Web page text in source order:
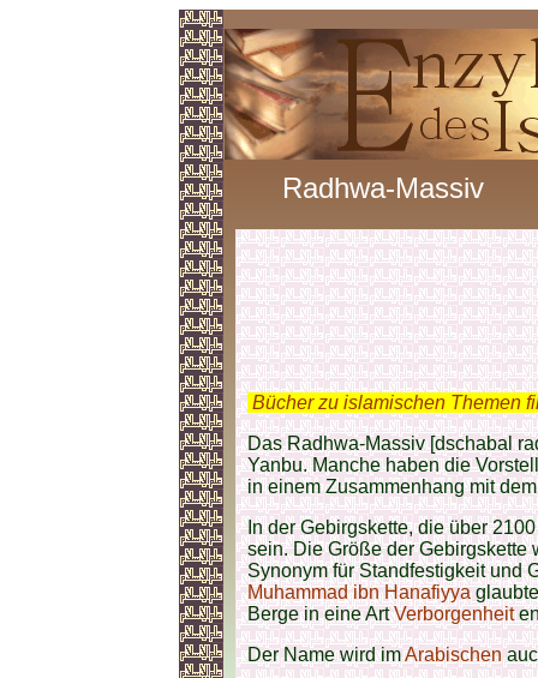
Radhwa-Massiv
Bücher zu islamischen Themen
Das Radhwa-Massiv [dschabal
Yanbu. Manche haben die
in einem Zusammenhang mit
In der Gebirgskette, die über
sein. Die Größe der
Synonym für Standfestigkeit und
Muhammad ibn Hanafiyya
Berge in eine ArtVerborgenheit
Der Name wird imArabischen